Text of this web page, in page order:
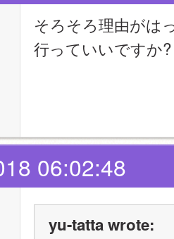
そろそろ理由がは
行っていいですか?
06:02:48
yu-tatta wrote: